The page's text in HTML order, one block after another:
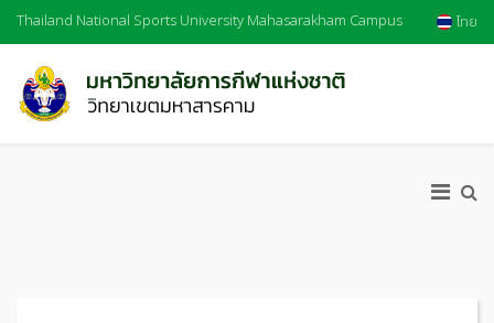
Thailand National Sports University Mahasarakham Campus ไทย